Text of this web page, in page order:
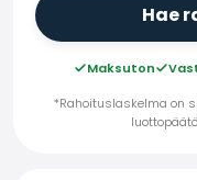
Hae
Maksuton
*Rahoituslaskelma on